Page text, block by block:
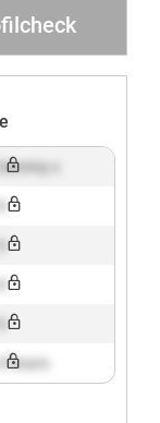
Dummy x
X hours